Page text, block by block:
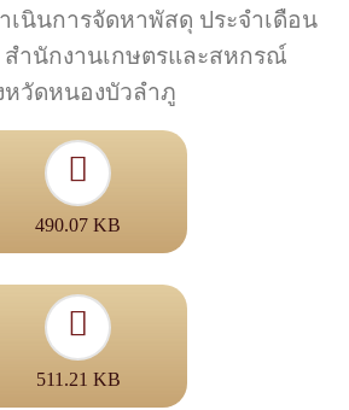
เนินการจัดหาพัสดุ ประจำเดือน
สำนักงานเกษตรและสหกรณ์
หวัดหนองบัวลำภู
490.07 KB
511.21 KB